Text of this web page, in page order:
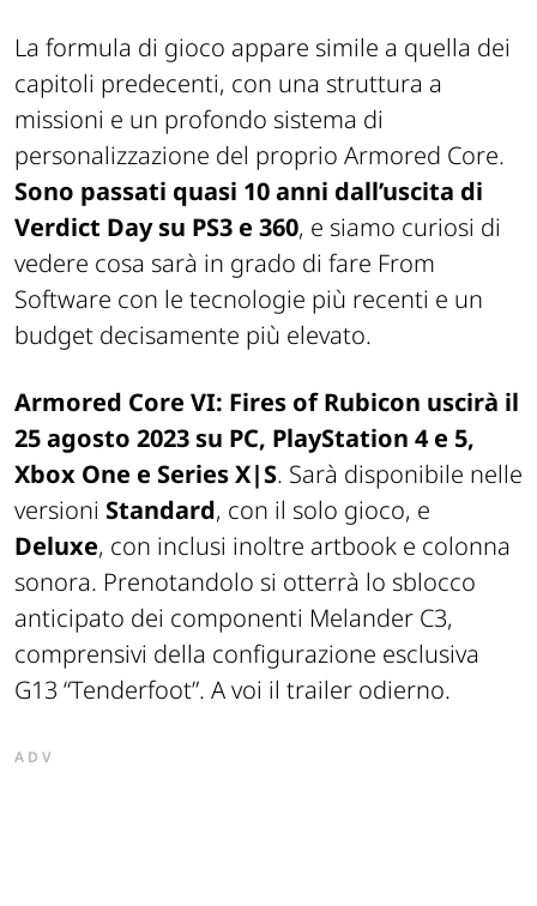
La formula di gioco appare simile a quella dei
capitoli predecenti, con una struttura a
missioni e un profondo sistema di
personalizzazione del proprio Armored Core.
Sono passati quasi 10 anni dall’uscita di
Verdict Day su PS3 e 360, e siamo curiosi di
vedere cosa sarà in grado di fare From
Software con le tecnologie più recenti e un
budget decisamente più elevato.
Armored Core VI: Fires ofRubicon uscirà il
25 agosto 2023 su PC, PlayStation 4 e 5,
Xbox One e Series X|S. Sarà disponibile nelle
versioni Standard, con il solo gioco, e
Deluxe, con inclusi inoltre artbook e colonna
sonora. Prenotandolo si otterrà lo sblocco
anticipato dei componenti Melander C3,
comprensivi della configurazione esclusiva
G13 “Tenderfoot”. A voi il trailer odierno.
ADV